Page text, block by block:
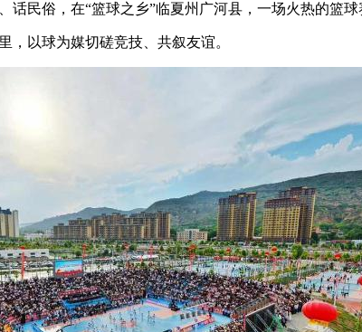
俗，在“篮球之乡”临夏州广河县，一场火热的篮球
以球为媒切磋竞技、共叙友谊。